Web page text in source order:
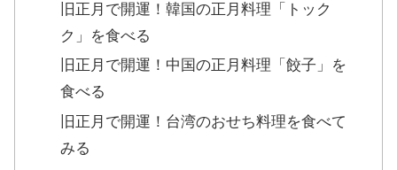
旧正月で開運！韓国の正月料理「トック
ク」を食べる
旧正月で開運！中国の正月料理「餃子」を
食べる
旧正月で開運！台湾のおせち料理を食べて
みる